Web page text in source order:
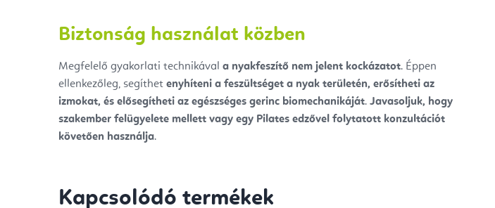
Biztonság használat közben
Megfelelő gyakorlati technikával a nyakfeszítő nem jelent kockázatot. Éppen
ellenkezőleg, segíthet enyhíteni a feszültséget a nyak területén, erősítheti az
izmokat, és elősegítheti az egészséges gerinc biomechanikáját. Javasoljuk, hogy
szakember felügyelete mellett vagy egy Pilates edzővel folytatott konzultációt
követően használja.
Kapcsolódó termékek